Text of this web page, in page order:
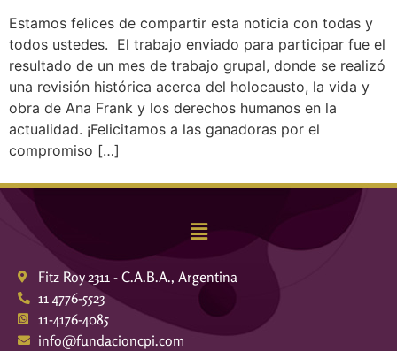
Estamos felices de compartir esta noticia con todas y
todos ustedes. El trabajo enviado para participar fue el
resultado de un mes de trabajo grupal, donde se realizó
una revisión histórica acerca del holocausto, la vida y
obra de Ana Frank y los derechos humanos en la
actualidad. ¡Felicitamos a las ganadoras por el
compromiso […]
Fitz Roy 2311 - C.A.B.A., Argentina
11 4776-5523
11-4176-4085
info@fundacioncpi.com